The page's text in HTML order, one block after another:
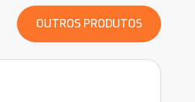
OUTROS PRODUTOS